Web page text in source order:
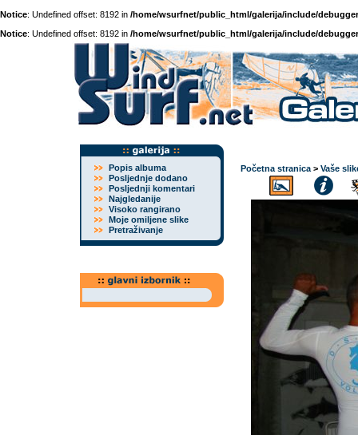
Notice: Undefined offset: 8192 in /home/wsurfnet/public_html/galerija/include/
Notice: Undefined offset: 8192 in /home/wsurfnet/public_html/galerija/include/
Popis albuma
Posljednje dodano
Posljednji komentari
Najgledanije
Visoko rangirano
Moje omiljene slike
Pretraživanje
Početna stranica > Vaše